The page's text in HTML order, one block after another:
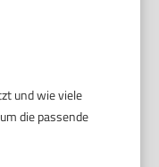
und wie viele
die passende